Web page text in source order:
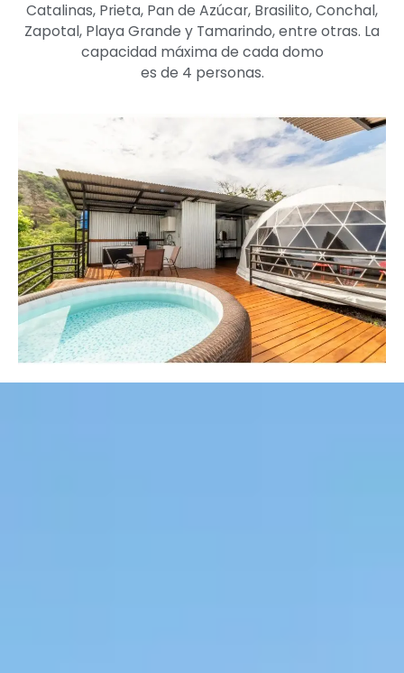
Catalinas, Prieta, Pan de Azúcar, Brasilito, Conchal,
Zapotal, Playa Grande y Tamarindo, entre otras. La
capacidad máxima de cada domo
es de 4 personas.